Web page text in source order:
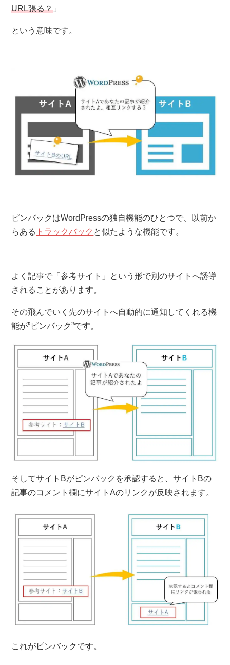
URL張る？ 」
という意味です。
ピンバックはWordPressの独自機能のひとつで、以前か
らある トラックバック と似たような機能です。
よく記事で「参考サイト」という形で別のサイトへ誘導
されることがあります。
その飛んでいく先のサイトへ自動的に通知してくれる機
能が”ピンバック”です。
そしてサイトBがピンバックを承認すると、サイトBの
記事のコメント欄にサイトAのリンクが反映されます。
これがピンバックです。